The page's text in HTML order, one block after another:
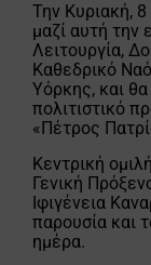
Την Κυριακή,
μαζί αυτή την
Λειτουργία,
Καθεδρικό
Υόρκης, και
πολιτιστικό
«Πέτρος
Κεντρική
Γενική
Ιφιγένεια
παρουσία και
ημέρα.